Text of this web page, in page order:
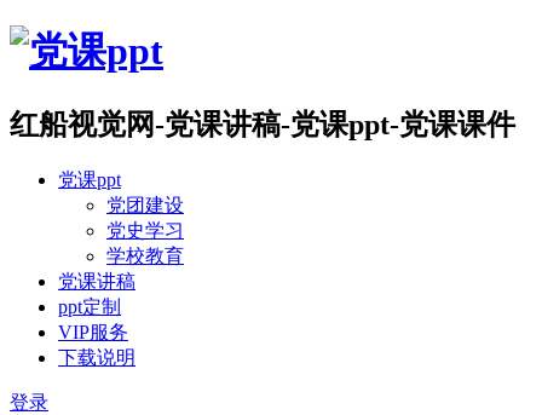
红船视觉网-党课讲稿-党课ppt-党课课件
党课ppt
党团建设
党史学习
学校教育
党课讲稿
ppt定制
VIP服务
下载说明
登录